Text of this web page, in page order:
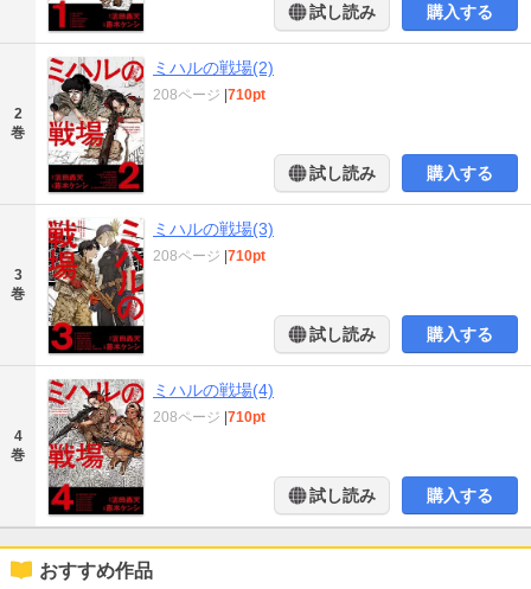
試し読み 購入する
2
巻
ミハルの戦場(2)
208ページ 710pt
試し読み 購入する
3
巻
ミハルの戦場(3)
208ページ 710pt
試し読み 購入する
4
巻
ミハルの戦場(4)
208ページ 710pt
試し読み 購入する
おすすめ作品